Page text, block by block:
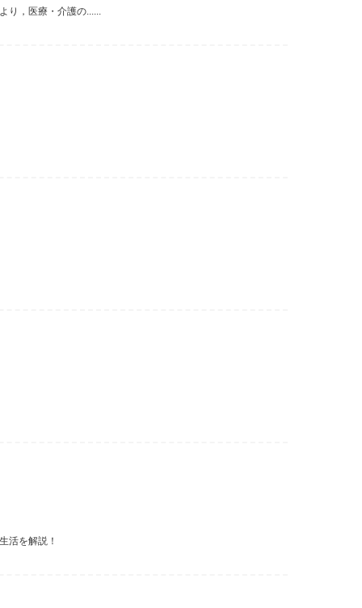
り，医療・介護の......
活を解説！